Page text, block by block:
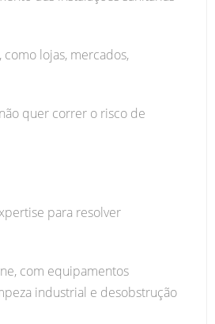
lojas, mercados,
quer correr o risco de
para resolver
com equipamentos
industrial e desobstrução